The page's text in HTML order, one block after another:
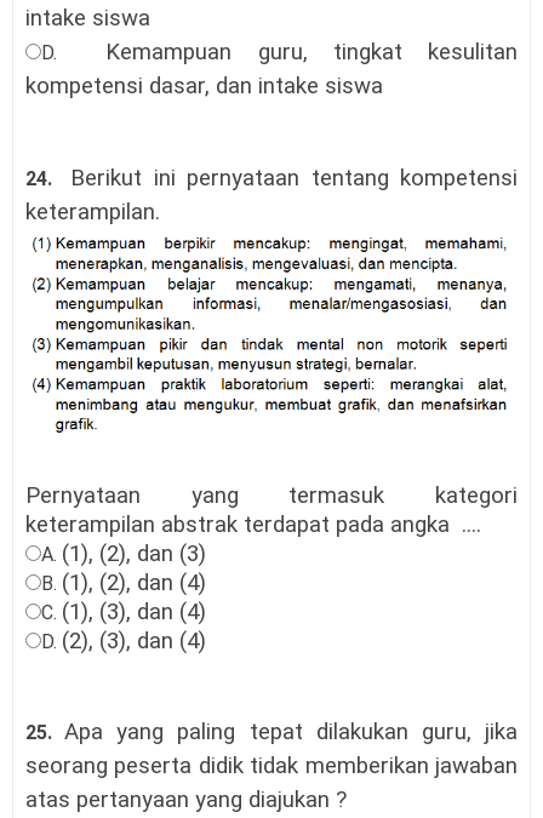
intake siswa
D. Kemampuan guru, tingkat kesulitan
kompetensi dasar, dan intake siswa
24. Berikut ini pernyataan tentang kompetensi
keterampilan.
Pernyataan yang termasuk kategori
keterampilan abstrak terdapat pada angka ....
A. (1), (2), dan (3)
B. (1), (2), dan (4)
C. (1), (3), dan (4)
D. (2), (3), dan (4)
25.Apa yang paling tepat dilakukan guru, jika
seorang peserta didik tidak memberikan jawaban
atas pertanyaan yang diajukan ?